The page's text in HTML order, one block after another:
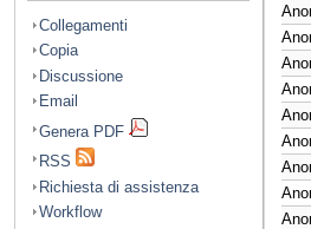
Collegamenti
Copia
Discussione
Email
Genera PDF
RSS
Richiesta di assistenza
Workflow